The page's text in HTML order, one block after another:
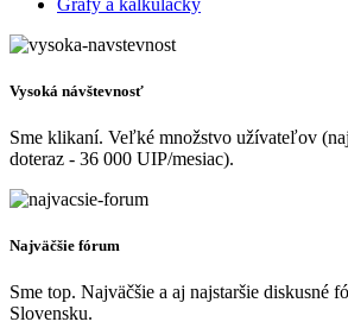
Vysoká návštevnosť
Sme klikaní. Veľké množstvo užívateľov
doteraz - 36 000 UIP/mesiac).
Najväčšie fórum
Sme top. Najväčšie a aj najstaršie diskusné
Slovensku.